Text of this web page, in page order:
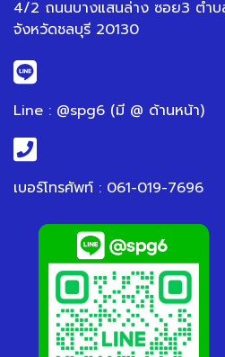
4/2 ถนนบางแสนล่าง ซอย3 ตำบ
จังหวัดชลบุรี 20130
Line : @spg6 (มี @ ด้านหน้า)
เบอร์โทรศัพท์ : 061-019-7696